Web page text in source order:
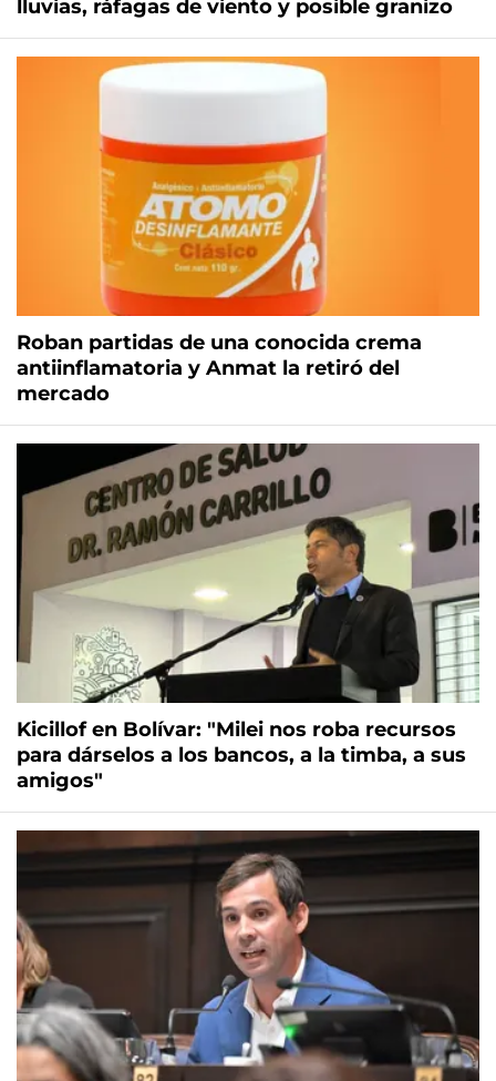
lluvias, ráfagas de viento y posible granizo
Roban partidas de una conocida crema
antiinflamatoria y Anmat la retiró del
mercado
Kicillof en Bolívar: "Milei nos roba recursos
para dárselos a los bancos, a la timba, a sus
amigos"